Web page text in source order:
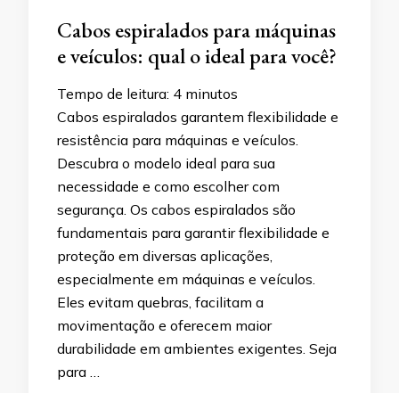
Cabos espiralados para máquinas
e veículos: qual o ideal para você?
Tempo de leitura: 4 minutos
Cabos espiralados garantem flexibilidade e
resistência para máquinas e veículos.
Descubra o modelo ideal para sua
necessidade e como escolher com
segurança. Os cabos espiralados são
fundamentais para garantir flexibilidade e
proteção em diversas aplicações,
especialmente em máquinas e veículos.
Eles evitam quebras, facilitam a
movimentação e oferecem maior
durabilidade em ambientes exigentes. Seja
para …